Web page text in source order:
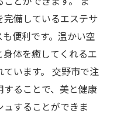
完備しているエステサ
便利です。温かい空
体を癒してくれるエ
います。 交野市で注
ることで、美と健康
することができま